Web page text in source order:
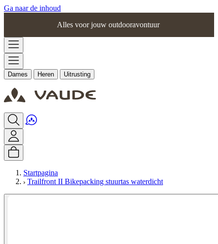
Ga naar de inhoud
Alles voor jouw outdooravontuur
Dames Heren Uitrusting
Startpagina
Trailfront II Bikepacking stuurtas waterdicht